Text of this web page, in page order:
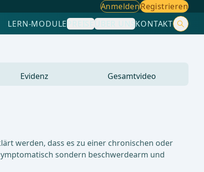
AnmeldenRegistrieren
LERN-MODULEPREISEÜBER UNSKONTAKT
Evidenz Gesamtvideo
werden, dass es zu einer chronischen oder
sondern beschwerdearm und